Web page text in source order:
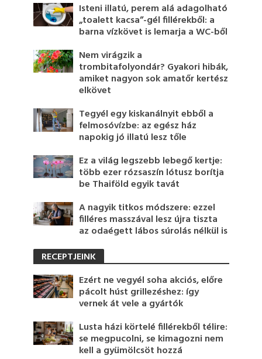
Isteni illatú, perem alá adagolható
„toalett kacsa”-gél fillérekből: a
barna vízkövet is lemarja a WC-ből
Nem virágzik a
trombitafolyondár? Gyakori hibák,
amiket nagyon sok amatőr kertész
elkövet
Tegyél egy kiskanálnyit ebből a
felmosóvízbe: az egész ház
napokig jó illatú lesz tőle
Ez a világ legszebb lebegő kertje:
több ezer rózsaszín lótusz borítja
be Thaiföld egyik tavát
A nagyik titkos módszere: ezzel
filléres masszával lesz újra tiszta
az odaégett lábos súrolás nélkül is
RECEPTJEINK
Ezért ne vegyél soha akciós, előre
pácolt húst grillezéshez: így
vernek át vele a gyártók
Lusta házi körtelé fillérekből télire:
se megpucolni, se kimagozni nem
kell a gyümölcsöt hozzá